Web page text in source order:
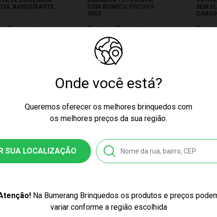
Onde você está?
Queremos oferecer os melhores brinquedos com
os melhores preços da sua região.
SUA LOCALIZAÇÃO
Na Bumerang Brinquedos os produtos e preços
variar conforme a região escolhida
BANDEIRANTE
Esgotado
COM BONECO POCOYO
3063
Produto Esgotado
SEM
EXCLUSIVO
8014
PREÇO EXCLUSIVO
0224
Produto Esgotado